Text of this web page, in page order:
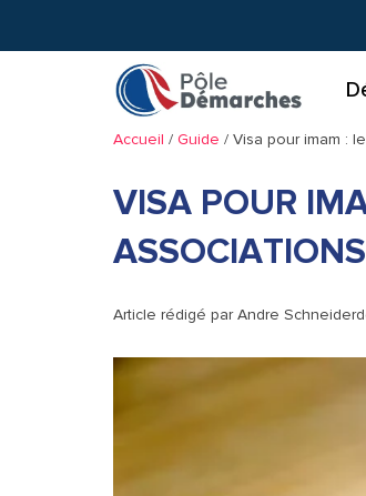
Accueil / Guide / Visa pour imam :
VISA POUR
Article rédigé parAndre Schneider